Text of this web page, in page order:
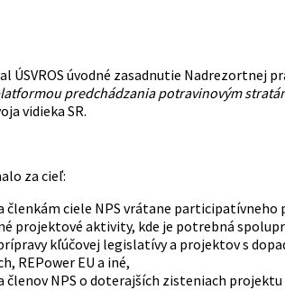
ÚSVROS úvodné zasadnutie Nadrezortnej
predchádzania potravinovým
vidieka SR.
za cieľ:
členkám ciele NPS vrátane
projektové aktivity, kde je potrebná
kľúčovej legislatívy a projektov s
REPower EU a iné,
NPS o doterajších zisteniach